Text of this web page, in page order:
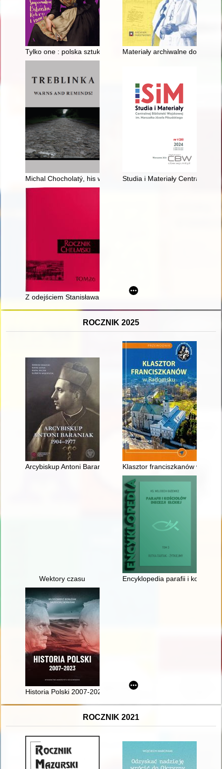
Tylko one : polska sztuka bez mężczyzn : Muter, Rajecka,
Materiały archiwalne
Michal Chocholatý, his work in disseminating the knowledge
Studia i Materiały Centralnej
Z odejściem Stanisława Lipińskiego (1936-2022) straciliśmy
ROCZNIK 2025
Arcybiskup Antoni Baraniak - sługa Kościoła w wieku
Klasztor franciszkanów w
Wektory czasu Encyklopedia parafii i
Historia Polski 2007-2023
ROCZNIK 2021